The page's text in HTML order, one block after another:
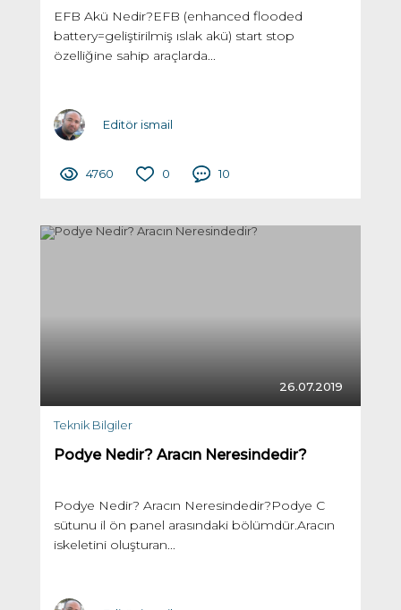
EFB Akü Nedir?EFB (enhanced flooded
battery=geliştirilmiş ıslak akü) start stop
özelliğine sahip araçlarda...
Editör ismail
4760 0 10
26.07.2019
Teknik Bilgiler
Podye Nedir? Aracın Neresindedir?
Podye Nedir? Aracın Neresindedir?Podye C
sütunu il ön panel arasındaki bölümdür.Aracın
iskeletini oluşturan...